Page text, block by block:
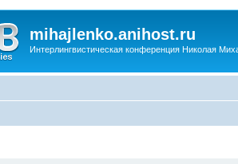
mihajlenko.anihost.ru
Интерлингвистическая конференция Николая